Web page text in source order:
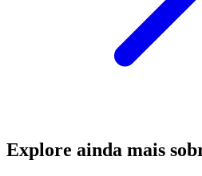
Explore ainda mais